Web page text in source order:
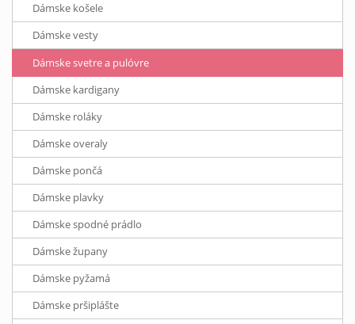
Dámske košele
Dámske vesty
Dámske svetre a pulóvre
Dámske kardigany
Dámske roláky
Dámske overaly
Dámske pončá
Dámske plavky
Dámske spodné prádlo
Dámske župany
Dámske pyžamá
Dámske pršiplášte